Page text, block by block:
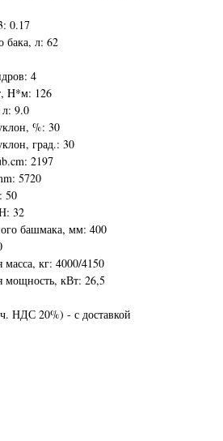
0.17
бака, л: 62
4
H*м: 126
9.0
%: 30
град.: 30
2197
5720
50
32
башмака, мм: 400
масса, кг: 4000/4150
мощность, кВт: 26,5
НДС 20%) - с доставкой